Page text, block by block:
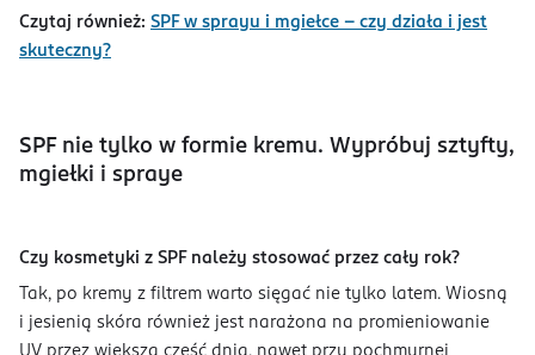
Czytaj również: SPF w sprayu i mgiełce – czy działa i jest
skuteczny?
SPF nie tylko w formie kremu. Wypróbuj sztyfty,
mgiełki i spraye
Czy kosmetyki z SPF należy stosować przez cały rok?
Tak, po kremy z filtrem warto sięgać nie tylko latem. Wiosną
i jesienią skóra również jest narażona na promieniowanie
UV przez większą część dnia, nawet przy pochmurnej